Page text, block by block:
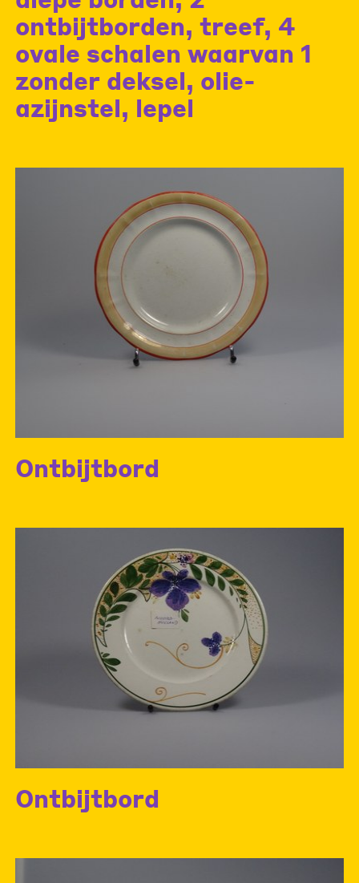
ontbijtborden, treef, 4
ovale schalen waarvan 1
zonder deksel, olie-
azijnstel, lepel
Ontbijtbord
Ontbijtbord